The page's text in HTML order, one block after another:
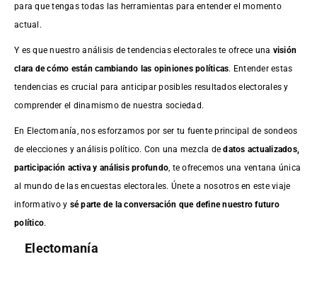
para que tengas todas las herramientas para entender el momento
actual.
Y es que nuestro análisis de tendencias electorales te ofrece una visión
clara de cómo están cambiando las opiniones políticas. Entender estas
tendencias es crucial para anticipar posibles resultados electorales y
comprender el dinamismo de nuestra sociedad.
En Electomanía, nos esforzamos por ser tu fuente principal de sondeos
de elecciones y análisis político. Con una mezcla dedatos actualizados,
participación activa y análisis profundo , te ofrecemos una ventana única
al mundo de las encuestas electorales. Únete a nosotros en este viaje
informativo y sé parte de la conversación que define nuestro futuro
político.
Electomanía